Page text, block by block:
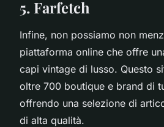
5. Farfetch
Infine, non possiamo non
piattaforma online che offre
capi vintage di lusso. Questo
oltre 700 boutique e brand di
offrendo una selezione di
di alta qualità.